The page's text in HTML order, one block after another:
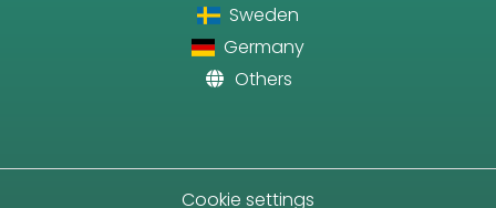
Sweden
Germany
Others
Cookie settings